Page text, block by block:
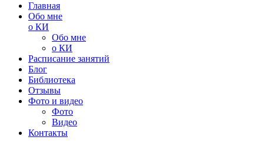
Главная
Обо мне
о КИ
Обо мне
о КИ
Расписание занятий
Блог
Библиотека
Отзывы
Фото и видео
Фото
Видео
Контакты